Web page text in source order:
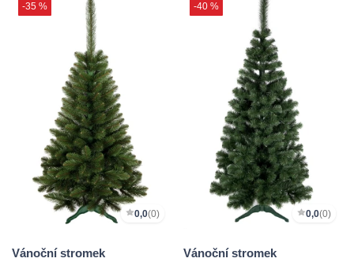
-35 %
0,0(0)
Vánoční stromek
-40 %
0,0(0)
Vánoční stromek